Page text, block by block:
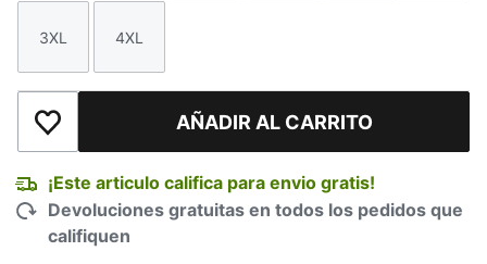
Talla
3XL
Talla
4XL
Añadir a la lista de deseosAÑADIR AL CARRITO
¡Este articulo califica para envio gratis!
Devoluciones gratuitas en todos los pedidos que
califiquen